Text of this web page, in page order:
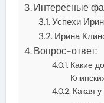
Интересные
Успехи
Ирина
Вопрос-ответ:
Какие
Какая